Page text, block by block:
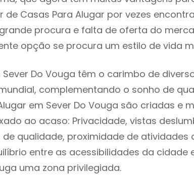
de Casas Para Alugar por vezes
procura e falta de oferta do
opção se procura um estilo de vida
Sever Do Vouga têm o carimbo de
complementando o sonho de
em Sever Do Vouga são criadas e
ao acaso: Privacidade, vistas
qualidade, proximidade de atividades
entre as acessibilidades da cidade
uma zona privilegiada.